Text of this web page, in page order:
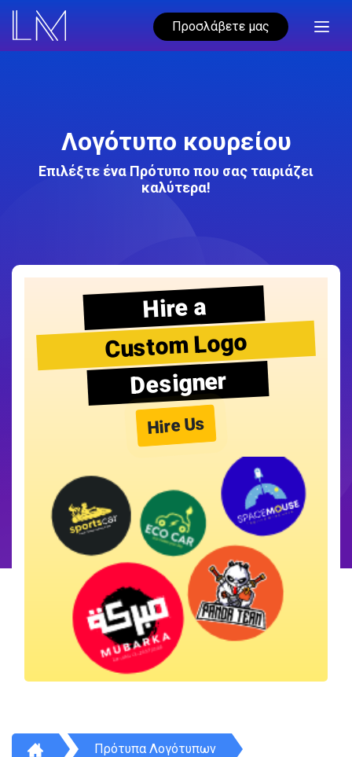
Προσλάβετε μας
Λογότυπο κουρείου
Επιλέξτε ένα Πρότυπο που σας ταιριάζει
καλύτερα!
Hire a
Custom Logo
Designer
Hire Us
Πρότυπα Λογότυπων